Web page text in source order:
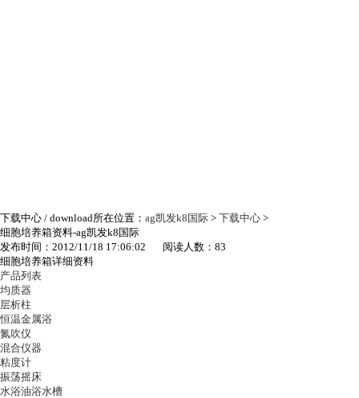
下载中心 / download所在位置： ag凯发k8国际 > 下载中心 >
细胞培养箱资料-ag凯发k8国际
发布时间：2012/11/18 17:06:02 阅读人数：83
细胞培养箱详细资料
产品列表
均质器
层析柱
恒温金属浴
氮吹仪
混合仪器
粘度计
振荡摇床
水浴油浴水槽